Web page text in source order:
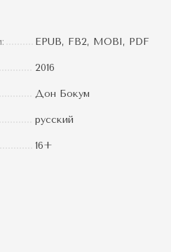
EPUB, FB2, MOBI, PDF
2016
Дон Бокум
русский
16+